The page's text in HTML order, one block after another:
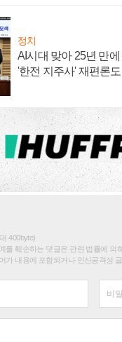
정치
AI시대 맞아 25년 만
'한전 지주사' 재편론도
400byte)
를 훼손하는 댓글은 관련 법률에 의
가 내용에 포함되거나 인신공격성